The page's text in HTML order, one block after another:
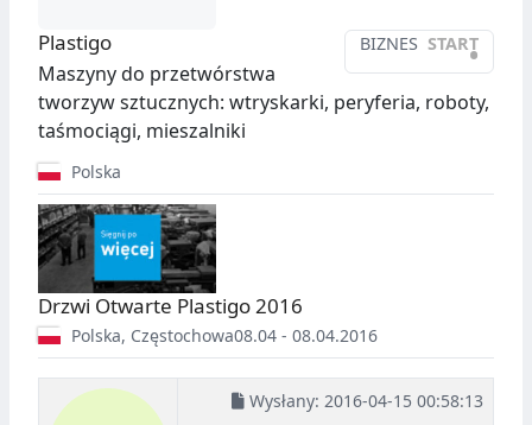
BIZNES START
•
Plastigo
Maszyny do przetwórstwa
tworzyw sztucznych: wtryskarki, peryferia, roboty,
taśmociągi, mieszalniki
Polska
Drzwi Otwarte Plastigo 2016
Polska, Częstochowa08.04 - 08.04.2016
Wysłany: 2016-04-15 00:58:13